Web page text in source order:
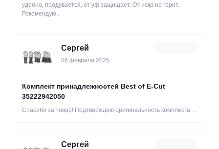
удобно, продувается, от уф защищает. От искр не горит.
Рекомендую..
Сергей
06 февраля 2025
Комплект принадлежностей Best of E-Cut
35222942050
Спасибо за товар! Подтверждаю оригинальность комплекта. ..
Сергей